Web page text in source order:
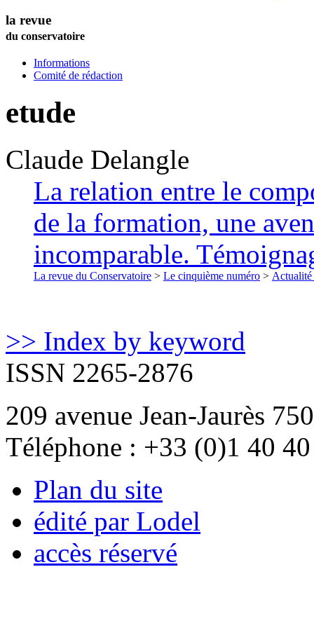
la revue
du conservatoire
Informations
Comité de rédaction
etude
Claude Delangle
La relation entre le
de la formation, une
incomparable.
La revue du Conservatoire > Le cinquième numéro > Actualité
>> Index by keyword
ISSN 2265-2876
209 avenue Jean-Jaurès
Téléphone : +33 (0)1 40
Plan du site
édité par Lodel
accès réservé